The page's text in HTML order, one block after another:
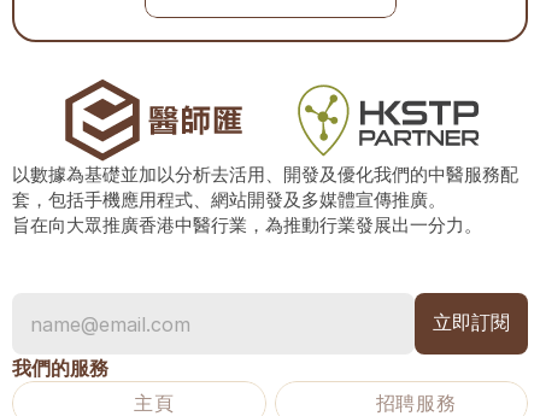
以數據為基礎並加以分析去活用、開發及優化我們的中醫服務配
套，包括手機應用程式、網站開發及多媒體宣傳推廣。
旨在向大眾推廣香港中醫行業，為推動行業發展出一分力。
我們的服務
主頁
招聘服務